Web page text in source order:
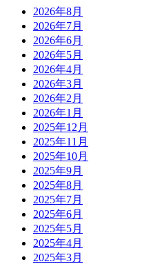
2026年8月
2026年7月
2026年6月
2026年5月
2026年4月
2026年3月
2026年2月
2026年1月
2025年12月
2025年11月
2025年10月
2025年9月
2025年8月
2025年7月
2025年6月
2025年5月
2025年4月
2025年3月